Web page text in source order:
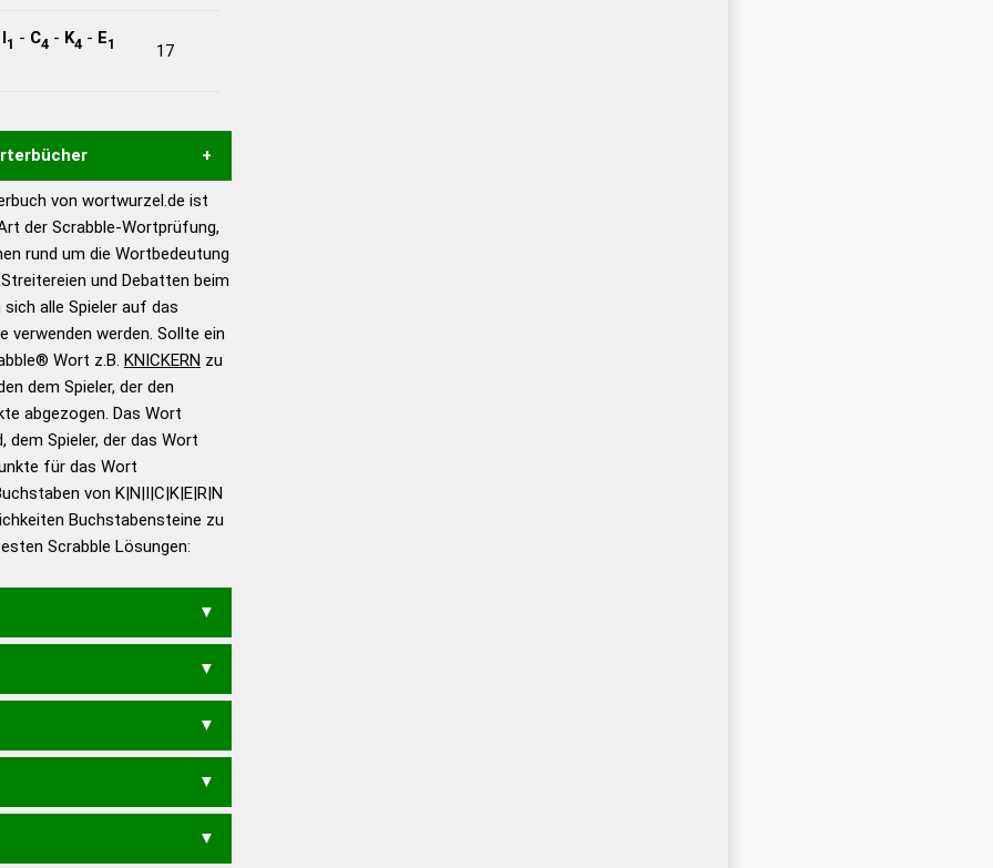
I1 - C4 - K4 - E1 17
eines semantischen
gute Anhaltspunkte zu
und Wortform, um die
das Scrabble-Spiel zu
Turnier Scrabble-
– Standardwerk in 12
– Richtiges und gutes
– Die deutsche Grammatik
– Deutsches
von wortwurzel.de ist
der Scrabble-Wortprüfung,
rund um die Wortbedeutung
und Debatten beim
alle Spieler auf das
verwenden werden. Sollte ein
Wort z.B. KNICKERN zu
dem Spieler, der den
abgezogen. Das Wort
dem Spieler, der das Wort
für das Wort
von K|N|I|C|K|E|R|N
Buchstabensteine zu
Scrabble Lösungen: